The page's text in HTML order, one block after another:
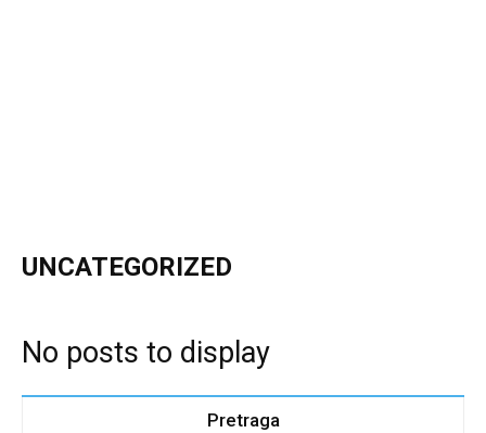
UNCATEGORIZED
No posts to display
Pretraga